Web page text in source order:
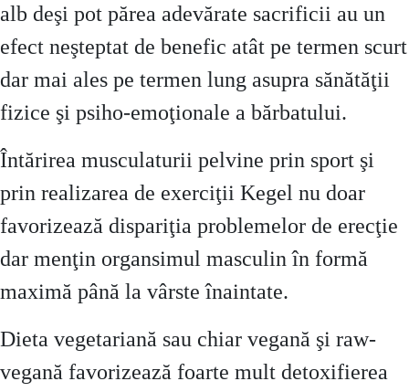
alb deşi pot părea adevărate sacrificii au un
efect neşteptat de benefic atât pe termen scurt
dar mai ales pe termen lung asupra sănătăţii
fizice şi psiho-emoţionale a bărbatului.
Întărirea musculaturii pelvine prin sport şi
prin realizarea de exerciţii Kegel nu doar
favorizează dispariţia problemelor de erecţie
dar menţin organsimul masculin în formă
maximă până la vârste înaintate.
Dieta vegetariană sau chiar vegană şi raw-
vegană favorizează foarte mult detoxifierea